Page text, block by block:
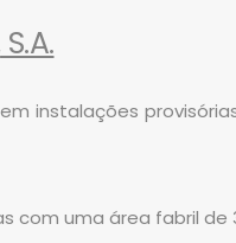
instalações
com uma área fabril de